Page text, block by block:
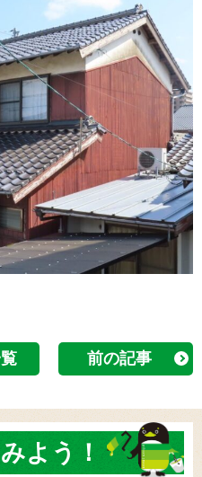
前の記事
よう！